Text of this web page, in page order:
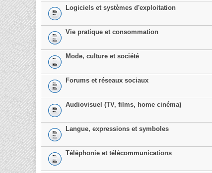
Logiciels et systèmes d'exploitation
Vie pratique et consommation
Mode, culture et société
Forums et réseaux sociaux
Audiovisuel (TV, films, home cinéma)
Langue, expressions et symboles
Téléphonie et télécommunications